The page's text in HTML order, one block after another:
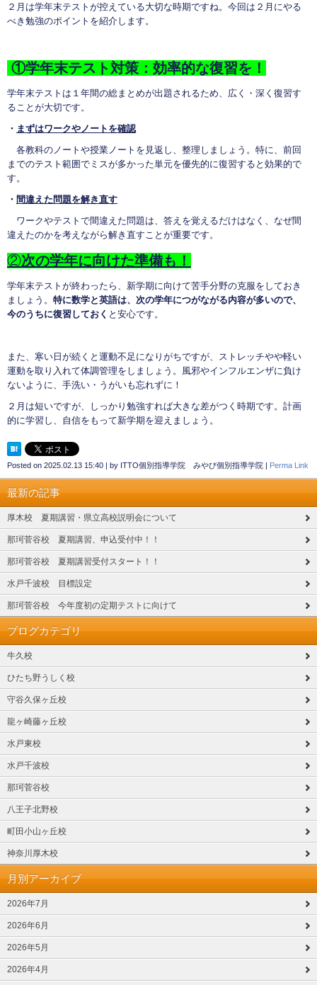
２月は学年末テストが控えている大切な時期ですね。今回は２月にやる
べき勉強のポイントを紹介します。
①学年末テスト対策：効率的な復習を！
学年末テストは１年間の総まとめが出題されるため、広く・深く復習す
ることが大切です。
・ まずはワークやノートを確認
各教科のノートや授業ノートを見返し、整理しましょう。特に、前回
までのテスト範囲でミスが多かった単元を優先的に復習すると効果的で
す。
・ 間違えた問題を解き直す
ワークやテストで間違えた問題は、答えを覚えるだけはなく、なぜ間
違えたのかを考えながら解き直すことが重要です。
②次の学年に向けた準備も！
学年末テストが終わったら、新学期に向けて苦手分野の克服をしておき
ましょう。 特に数学と英語は、次の学年につがながる内容が多いので、
今のうちに復習しておく と安心です。
また、寒い日が続くと運動不足になりがちですが、ストレッチやや軽い
運動を取り入れて体調管理をしましょう。風邪やインフルエンザに負け
ないように、手洗い・うがいも忘れずに！
２月は短いですが、しっかり勉強すれば大きな差がつく時期です。計画
的に学習し、自信をもって新学期を迎えましょう。
Posted on 2025.02.13 15:40 | by ITTO個別指導学院 みやび個別指導学院 | Perma Link
最新の記事
厚木校 夏期講習・県立高校説明会について
那珂菅谷校 夏期講習、申込受付中！！
那珂菅谷校 夏期講習受付スタート！！
水戸千波校 目標設定
那珂菅谷校 今年度初の定期テストに向けて
ブログカテゴリ
牛久校
ひたち野うしく校
守谷久保ヶ丘校
龍ヶ崎藤ヶ丘校
水戸東校
水戸千波校
那珂菅谷校
八王子北野校
町田小山ヶ丘校
神奈川厚木校
月別アーカイブ
2026年7月
2026年6月
2026年5月
2026年4月